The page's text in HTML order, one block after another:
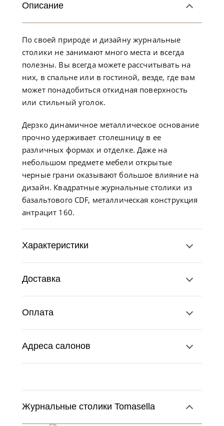
Описание
По своей природе и дизайну журнальные
столики не занимают много места и всегда
полезны. Вы всегда можете рассчитывать на
них, в спальне или в гостиной, везде, где вам
может понадобиться откидная поверхность
или стильный уголок.
Дерзко динамичное металлическое основание
прочно удерживает столешницу в ее
различных формах и отделке. Даже на
небольшом предмете мебели открытые
черные грани оказывают большое влияние на
дизайн. Квадратные журнальные столики из
базальтового CDF, металлическая конструкция
антрацит 160.
Характеристики
Доставка
Оплата
Адреса салонов
Журнальные столики Tomasella